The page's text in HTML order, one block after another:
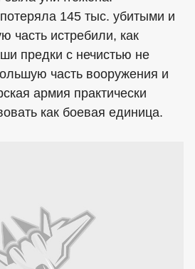
145 тыс. убитыми и
часть истребили, как
предки с нечистью не
часть вооружения и
армия практически
как боевая единица.